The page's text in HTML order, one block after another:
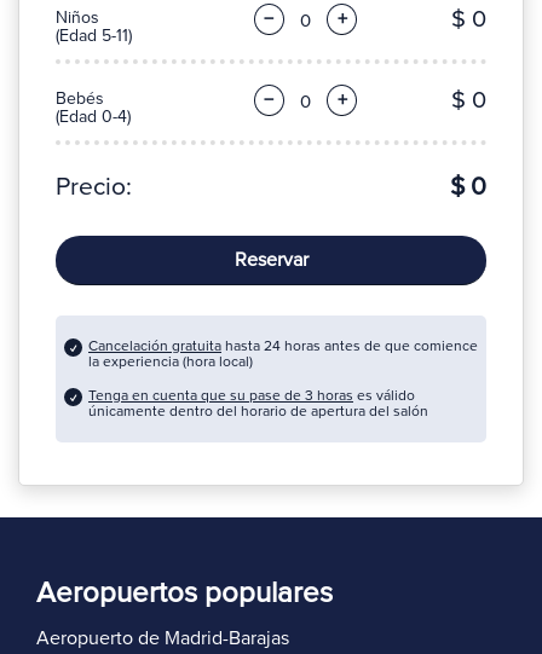
Niños
(Edad 5-11)
− + $ 0
Bebés
(Edad 0-4)
− + $ 0
Precio: $ 0
Reservar
Cancelación gratuita hasta 24 horas antes de que comience
la experiencia (hora local)
Tenga en cuenta que su pase de 3 horas es válido
únicamente dentro del horario de apertura del salón
Aeropuertos populares
Aeropuerto de Madrid-Barajas